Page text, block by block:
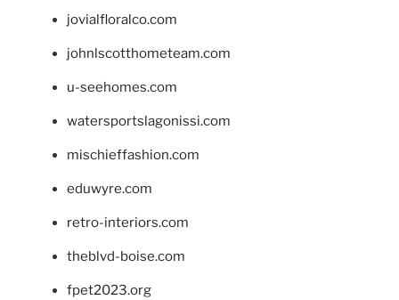
jovialfloralco.com
johnlscotthometeam.com
u-seehomes.com
watersportslagonissi.com
mischieffashion.com
eduwyre.com
retro-interiors.com
theblvd-boise.com
fpet2023.org